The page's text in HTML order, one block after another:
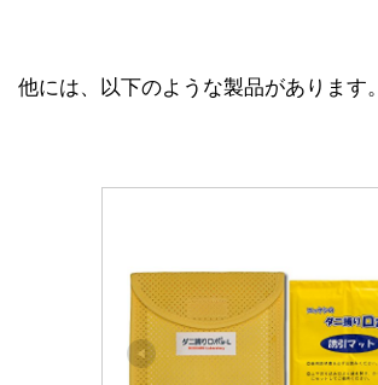
他には、以下のような製品があります。